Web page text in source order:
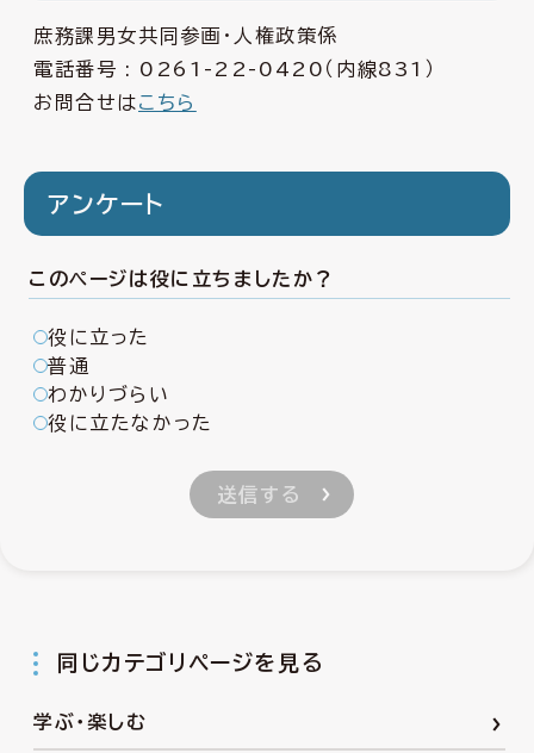
庶務課男女共同参画・人権政策係
電話番号 : 0261-22-0420 （内線831）
お問合せはこちら
アンケート
このページは役に立ちましたか？
役に立った
普通
わかりづらい
役に立たなかった
同じカテゴリページを見る
学ぶ・楽しむ